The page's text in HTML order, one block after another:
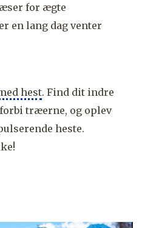
for ægte
en lang dag venter
hest. Find dit indre
træerne, og oplev
heste.